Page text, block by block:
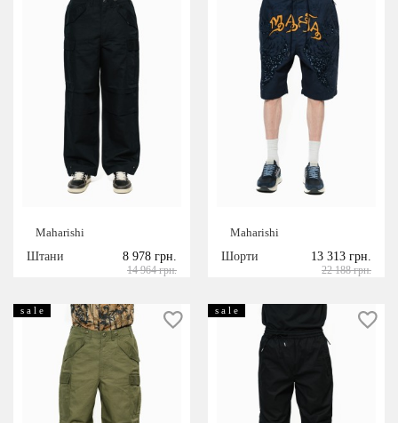
Maharishi
Штани
8 978 грн.
14 964 грн.
Maharishi
Шорти
13 313 грн.
22 188 грн.
s a l e s a l e